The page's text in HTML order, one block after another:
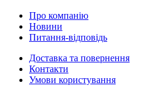
Про компанію
Новини
Питання-відповідь
Доставка та повернення
Контакти
Умови користування